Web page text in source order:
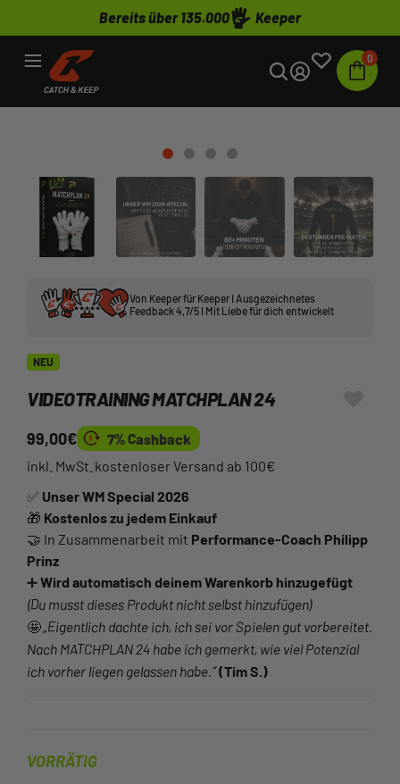
Bereits über 135.000 Keeper
0
Von Keeper für Keeper I Ausgezeichnetes
Feedback 4,7/5 I Mit Liebe für dich entwickelt
NEU
VIDEOTRAINING MATCHPLAN 24
99,00€ 7% Cashback
inkl. MwSt. kostenloser Versand ab 100€
✅ Unser WM Special 2026
🎁 Kostenlos zu jedem Einkauf
🤝 In Zusammenarbeit mit Performance-Coach Philipp
Prinz
➕Wird automatisch deinem Warenkorb hinzugefügt
(Du musst dieses Produkt nicht selbst hinzufügen)
🤩„Eigentlich dachte ich, ich sei vor Spielen gut vorbereitet.
Nach MATCHPLAN 24 habe ich gemerkt, wie viel Potenzial
ich vorher liegen gelassen habe.“(Tim S.)
VORRÄTIG